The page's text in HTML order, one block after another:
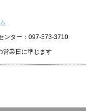
ンター：097-573-3710
業日に準じます